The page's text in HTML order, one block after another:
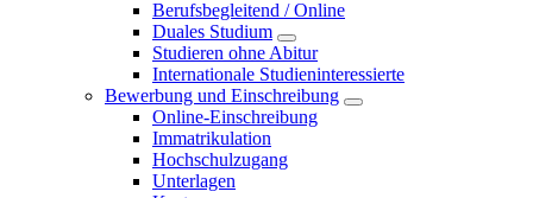
Berufsbegleitend / Online
Duales Studium
Studieren ohne Abitur
Internationale Studieninteressierte
Bewerbung und Einschreibung
Online-Einschreibung
Immatrikulation
Hochschulzugang
Unterlagen